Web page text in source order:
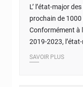
L’ l’état-major
prochain de
Conformément à
2019-2023,
SAVOIR PLUS